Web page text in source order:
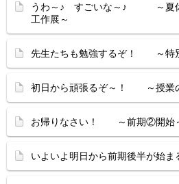
うわ～♪ すごいな～♪ ～夏休
工作展～
先生たちも勉強するぞ！ ～特
初日から頑張るぞ～！ ～授業
お帰りなさい！ ～前期②開始
いよいよ明日から前期後半が始